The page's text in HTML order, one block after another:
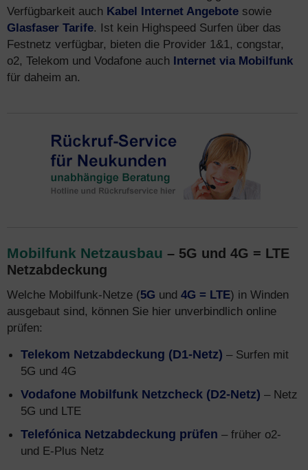
Verfügbarkeit auch Kabel Internet Angebote sowie
Glasfaser Tarife. Ist kein Highspeed Surfen über das
Festnetz verfügbar, bieten die Provider 1&1, congstar,
o2, Telekom und Vodafone auch Internet via Mobilfunk
für daheim an.
Mobilfunk Netzausbau – 5G und 4G = LTE
Netzabdeckung
Welche Mobilfunk-Netze (5G und 4G = LTE) in Winden
ausgebaut sind, können Sie hier unverbindlich online
prüfen:
Telekom Netzabdeckung (D1-Netz) – Surfen mit
5G und 4G
Vodafone Mobilfunk Netzcheck (D2-Netz) – Netz
5G und LTE
Telefónica Netzabdeckung prüfen – früher o2-
und E-Plus Netz